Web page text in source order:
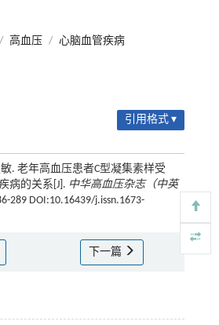
/ 高血压 / 心脑血管疾病
引用格式 ▾
. 老年高血压患者C型凝集素样受
病的关系[J]. 中华高血压杂志（中英
289 DOI:10.16439/j.issn.1673-
下一篇